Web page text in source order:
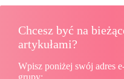
Chcesz być na
artykułami?
Wpisz poniżej swój adres
grupy: